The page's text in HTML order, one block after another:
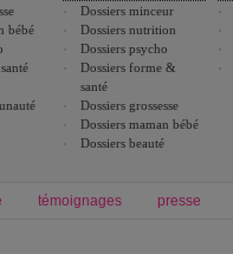
bébé
Dossiers minceur
Dossiers nutrition
Dossiers psycho
Dossiers forme &
santé
Dossiers grossesse
Dossiers maman bébé
Dossiers beauté
témoignages presse